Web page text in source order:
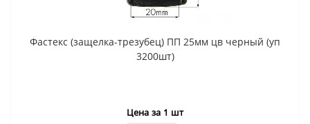
Фастекс (защелка-трезубец) ПП 25мм цв черный (уп
3200шт)
Цена за 1 шт